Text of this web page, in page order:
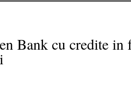
Bank cu credite